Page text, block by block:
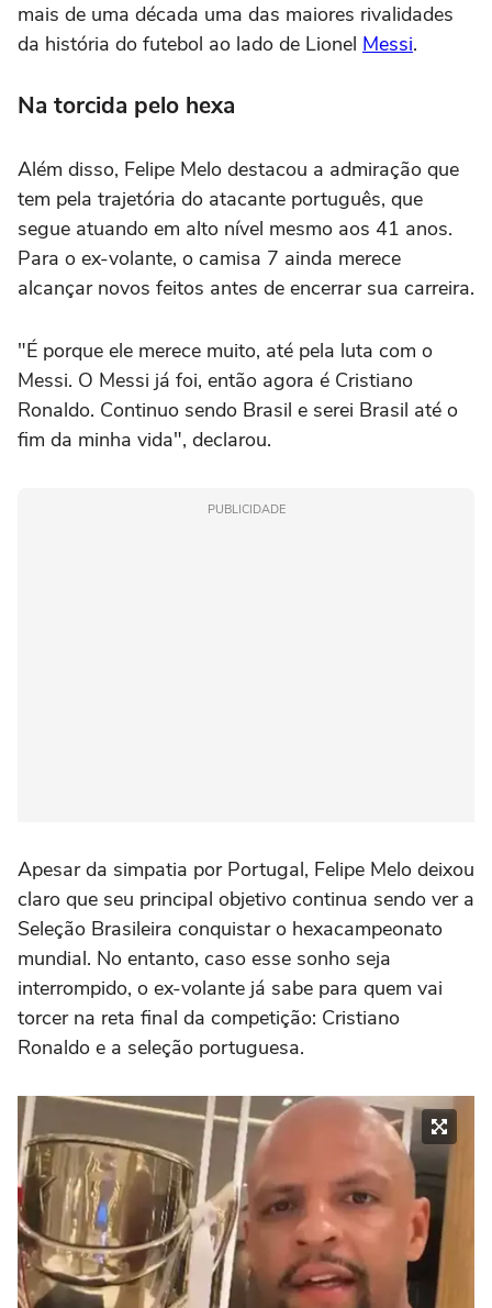
mais de uma década uma das maiores rivalidades
da história do futebol ao lado de Lionel Messi.
Na torcida pelo hexa
Além disso, Felipe Melo destacou a admiração que
tem pela trajetória do atacante português, que
segue atuando em alto nível mesmo aos 41 anos.
Para o ex-volante, o camisa 7 ainda merece
alcançar novos feitos antes de encerrar sua carreira.
"É porque ele merece muito, até pela luta com o
Messi. O Messi já foi, então agora é Cristiano
Ronaldo. Continuo sendo Brasil e serei Brasil até o
fim da minha vida", declarou.
PUBLICIDADE
Apesar da simpatia por Portugal, Felipe Melo deixou
claro que seu principal objetivo continua sendo ver a
Seleção Brasileira conquistar o hexacampeonato
mundial. No entanto, caso esse sonho seja
interrompido, o ex-volante já sabe para quem vai
torcer na reta final da competição: Cristiano
Ronaldo e a seleção portuguesa.